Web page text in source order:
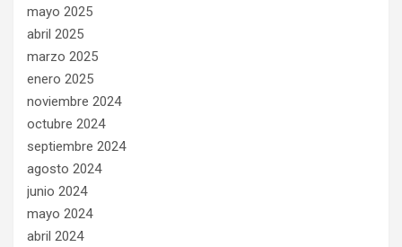
mayo 2025
abril 2025
marzo 2025
enero 2025
noviembre 2024
octubre 2024
septiembre 2024
agosto 2024
junio 2024
mayo 2024
abril 2024